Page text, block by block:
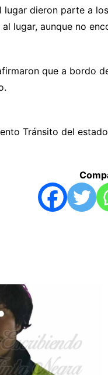
lugar dieron parte a
lugar, aunque no
que a bordo
Tránsito del